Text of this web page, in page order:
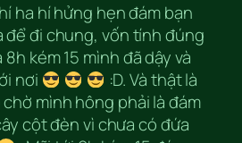
ha hí hửng hẹn đám bạn
để đi chung, vốn tính đúng
kém 15 mình đã dậy và
nơi
:D. Và thật là
mình hông phải là đám
cột đèn vì chưa có đứa